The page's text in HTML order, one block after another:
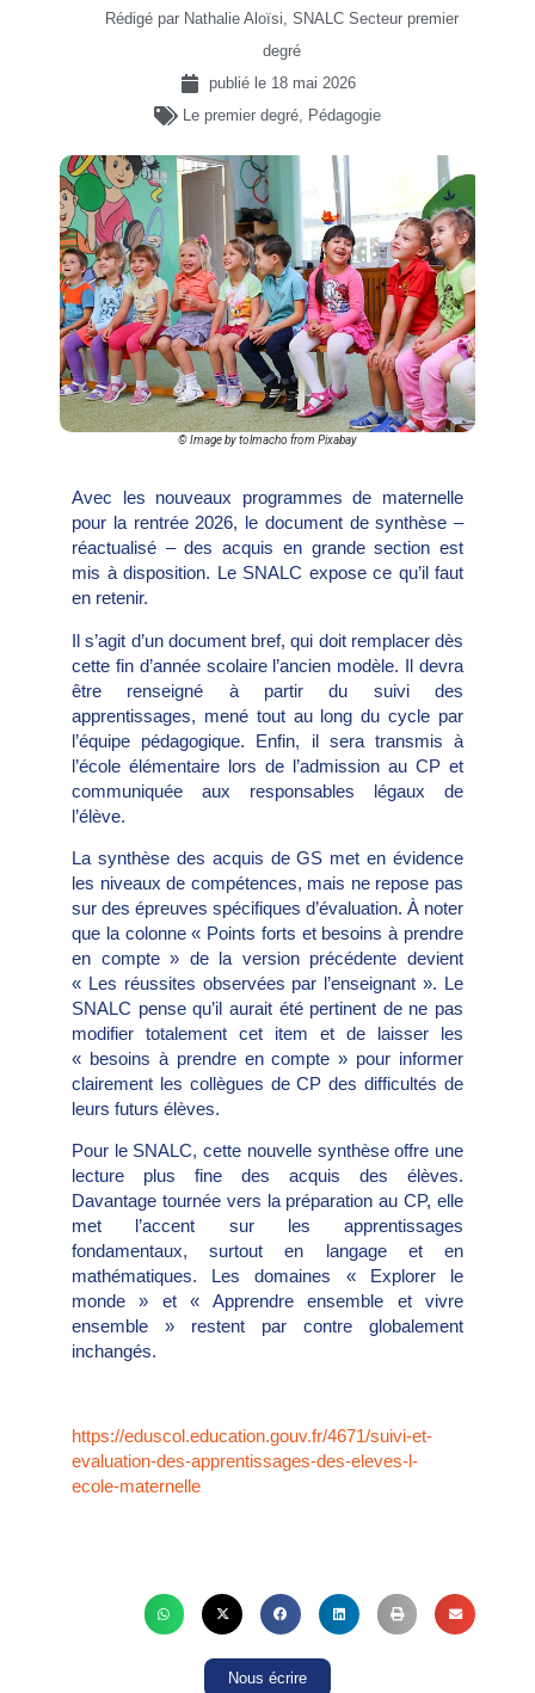
Rédigé par Nathalie Aloïsi, SNALC Secteur premier
degré
publié le 18 mai 2026
Le premier degré, Pédagogie
© Image by tolmacho from Pixabay
Avec les nouveaux programmes de maternelle
pour la rentrée 2026, le document de synthèse –
réactualisé – des acquis en grande section est
mis à disposition. Le SNALC expose ce qu’il faut
en retenir.
Il s’agit d’un document bref, qui doit remplacer dès
cette fin d’année scolaire l’ancien modèle. Il devra
être renseigné à partir du suivi des
apprentissages, mené tout au long du cycle par
l’équipe pédagogique. Enfin, il sera transmis à
l’école élémentaire lors de l’admission au CP et
communiquée aux responsables légaux de
l’élève.
La synthèse des acquis de GS met en évidence
les niveaux de compétences, mais ne repose pas
sur des épreuves spécifiques d’évaluation. À noter
que la colonne « Points forts et besoins à prendre
en compte » de la version précédente devient
« Les réussites observées par l’enseignant ». Le
SNALC pense qu’il aurait été pertinent de ne pas
modifier totalement cet item et de laisser les
« besoins à prendre en compte » pour informer
clairement les collègues de CP des difficultés de
leurs futurs élèves.
Pour le SNALC, cette nouvelle synthèse offre une
lecture plus fine des acquis des élèves.
Davantage tournée vers la préparation au CP, elle
met l’accent sur les apprentissages
fondamentaux, surtout en langage et en
mathématiques. Les domaines « Explorer le
monde » et « Apprendre ensemble et vivre
ensemble » restent par contre globalement
inchangés.
https://eduscol.education.gouv.fr/4671/suivi-et-
evaluation-des-apprentissages-des-eleves-l-
ecole-maternelle
Nous écrire